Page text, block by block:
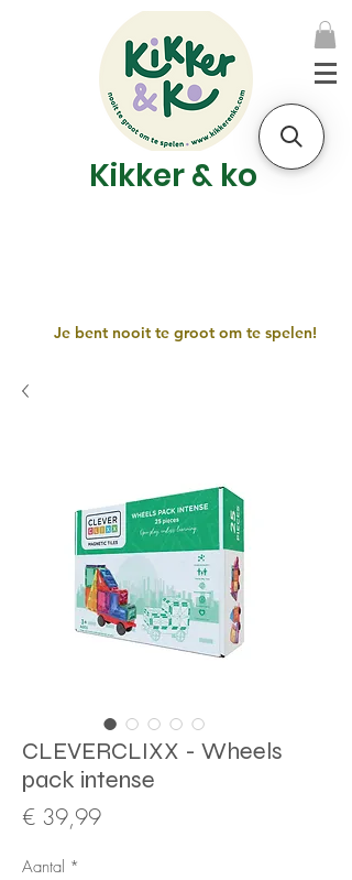
Kikker & ko
Je bent nooit te groot om te spelen!
CLEVERCLIXX - Wheels
pack intense
€ 39,99Prijs
Aantal *